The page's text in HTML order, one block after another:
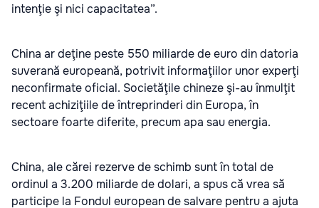
intenţie şi nici capacitatea”.
China ar deţine peste 550 miliarde de euro din datoria
suverană europeană, potrivit informaţiilor unor experţi
neconfirmate oficial. Societăţile chineze şi-au înmulţit
recent achiziţiile de întreprinderi din Europa, în
sectoare foarte diferite, precum apa sau energia.
China, ale cărei rezerve de schimb sunt în total de
ordinul a 3.200 miliarde de dolari, a spus că vrea să
participe la Fondul european de salvare pentru a ajuta